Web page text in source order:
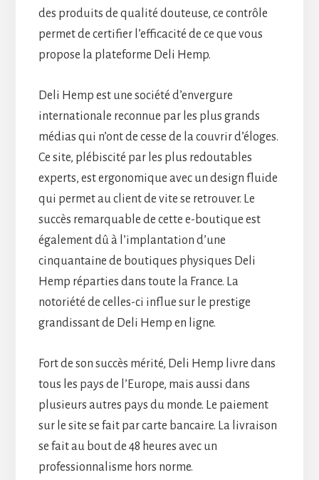
des produits de qualité douteuse, ce contrôle
permet de certifier l’efficacité de ce que vous
propose la plateforme Deli Hemp.
Deli Hemp est une société d’envergure
internationale reconnue par les plus grands
médias qui n’ont de cesse de la couvrir d’éloges.
Ce site, plébiscité par les plus redoutables
experts, est ergonomique avec un design fluide
qui permet au client de vite se retrouver. Le
succès remarquable de cette e-boutique est
également dû à l’implantation d’une
cinquantaine de boutiques physiques Deli
Hemp réparties dans toute la France. La
notoriété de celles-ci influe sur le prestige
grandissant de Deli Hemp en ligne.
Fort de son succès mérité, Deli Hemp livre dans
tous les pays de l’Europe, mais aussi dans
plusieurs autres pays du monde. Le paiement
sur le site se fait par carte bancaire. La livraison
se fait au bout de 48 heures avec un
professionnalisme hors norme.